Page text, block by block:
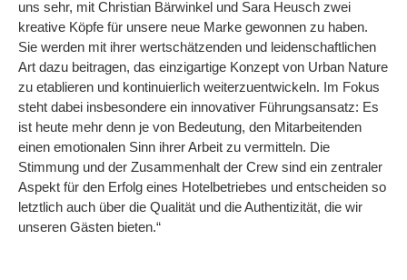
uns sehr, mit Christian Bärwinkel und Sara Heusch zwei
kreative Köpfe für unsere neue Marke gewonnen zu haben.
Sie werden mit ihrer wertschätzenden und leidenschaftlichen
Art dazu beitragen, das einzigartige Konzept von Urban Nature
zu etablieren und kontinuierlich weiterzuentwickeln. Im Fokus
steht dabei insbesondere ein innovativer Führungsansatz: Es
ist heute mehr denn je von Bedeutung, den Mitarbeitenden
einen emotionalen Sinn ihrer Arbeit zu vermitteln. Die
Stimmung und der Zusammenhalt der Crew sind ein zentraler
Aspekt für den Erfolg eines Hotelbetriebes und entscheiden so
letztlich auch über die Qualität und die Authentizität, die wir
unseren Gästen bieten.“